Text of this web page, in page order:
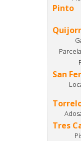
Pinto
San
Tres